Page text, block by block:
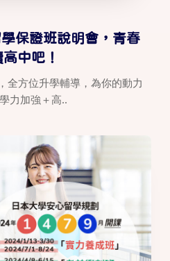
保證班說明會，青春
中吧！
全方位升學輔導，為你的動力
力加強＋高..